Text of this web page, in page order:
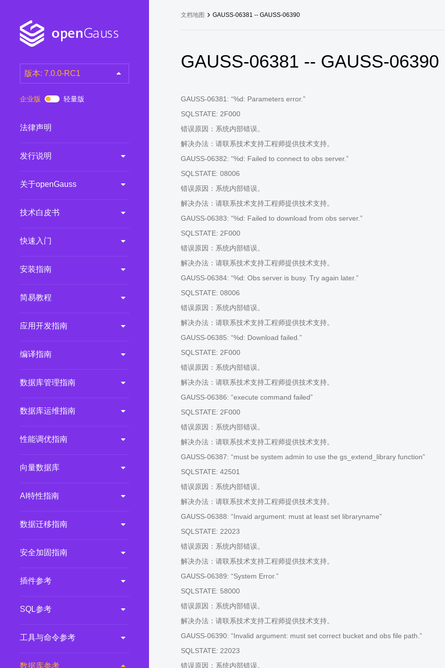
版本: 7.0.0-RC1
7.0.0-RC2
6.0.0 (LTS)
5.1.0 (Preview)
2.0.0 (LTS)
3.1.0 (EOM)
2.0.1 (EOM)
1.0.1 (EOM)
企业版 轻量版
法律声明
发行说明
关于openGauss
技术白皮书
快速入门
安装指南
简易教程
应用开发指南
编译指南
数据库管理指南
数据库运维指南
性能调优指南
向量数据库
AI特性指南
数据迁移指南
安全加固指南
插件参考
SQL参考
工具与命令参考
数据库参考
文档地图 GAUSS-06381 -- GAUSS-06390
GAUSS-06381 -- GAUSS-06390
GAUSS-06381: “%d: Parameters error.”
SQLSTATE: 2F000
错误原因：系统内部错误。
解决办法：请联系技术支持工程师提供技术支持。
GAUSS-06382: “%d: Failed to connect to obs server.”
SQLSTATE: 08006
错误原因：系统内部错误。
解决办法：请联系技术支持工程师提供技术支持。
GAUSS-06383: “%d: Failed to download from obs server.”
SQLSTATE: 2F000
错误原因：系统内部错误。
解决办法：请联系技术支持工程师提供技术支持。
GAUSS-06384: “%d: Obs server is busy. Try again later.”
SQLSTATE: 08006
错误原因：系统内部错误。
解决办法：请联系技术支持工程师提供技术支持。
GAUSS-06385: “%d: Download failed.”
SQLSTATE: 2F000
错误原因：系统内部错误。
解决办法：请联系技术支持工程师提供技术支持。
GAUSS-06386: “execute command failed”
SQLSTATE: 2F000
错误原因：系统内部错误。
解决办法：请联系技术支持工程师提供技术支持。
GAUSS-06387: “must be system admin to use the gs_extend_library function”
SQLSTATE: 42501
错误原因：系统内部错误。
解决办法：请联系技术支持工程师提供技术支持。
GAUSS-06388: “Invaid argument: must at least set libraryname”
SQLSTATE: 22023
错误原因：系统内部错误。
解决办法：请联系技术支持工程师提供技术支持。
GAUSS-06389: “System Error.”
SQLSTATE: 58000
错误原因：系统内部错误。
解决办法：请联系技术支持工程师提供技术支持。
GAUSS-06390: “Invalid argument: must set correct bucket and obs file path.”
SQLSTATE: 22023
错误原因：系统内部错误。